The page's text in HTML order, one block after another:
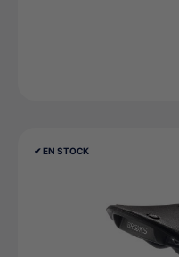
✔︎ EN STOCK